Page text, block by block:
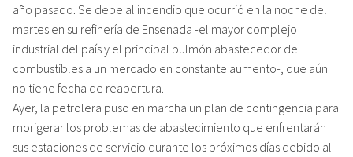
año pasado. Se debe al incendio que ocurrió en la noche del
martes en su refinería de Ensenada -el mayor complejo
industrial del país y el principal pulmón abastecedor de
combustibles a un mercado en constante aumento-, que aún
no tiene fecha de reapertura.
Ayer, la petrolera puso en marcha un plan de contingencia para
morigerar los problemas de abastecimiento que enfrentarán
sus estaciones de servicio durante los próximos días debido al